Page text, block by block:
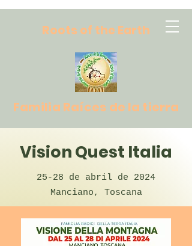
Roots of the Earth
Familia Raíces de la tierra
Vision Quest Italia
25-28 de abril de 2024
Manciano, Toscana